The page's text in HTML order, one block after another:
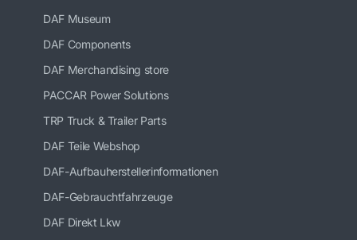
DAF Museum
DAF Components
DAF Merchandising store
PACCAR Power Solutions
TRP Truck & Trailer Parts
DAF Teile Webshop
DAF-Aufbauherstellerinformationen
DAF-Gebrauchtfahrzeuge
DAF Direkt Lkw